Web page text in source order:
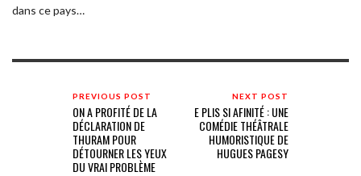
dans ce pays…
PREVIOUS POST
ON A PROFITÉ DE LA
DÉCLARATION DE
THURAM POUR
DÉTOURNER LES YEUX
DU VRAI PROBLÈME
NEXT POST
E PLIS SI AFINITÉ : UNE
COMÉDIE THÉÂTRALE
HUMORISTIQUE DE
HUGUES PAGESY